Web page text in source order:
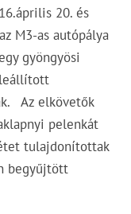
20. és
M3-as autópálya
gyöngyösi
leállított
Az elkövetők
pelenkát
tulajdonítottak
begyűjtött